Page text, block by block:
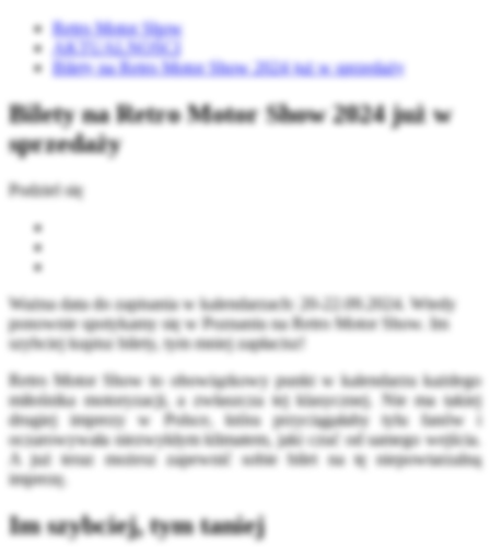
Retro Motor Show
AKTUALNOŚCI
Bilety na Retro Motor Show 2024 już w sprzedaży
Bilety na Retro Motor Show 2024 już w
sprzedaży
Podziel się
Ważna data do zapisania w kalendarzach: 20-22.09.2024. Wtedy
ponownie spotykamy się w Poznaniu na Retro Motor Show. Im
szybciej kupisz bilety, tym mniej zapłacisz!
Retro Motor Show to obowiązkowy punkt w kalendarzu każdego
miłośnika motoryzacji, a zwłaszcza tej klasycznej. Nie ma takiej
drugiej imprezy w Polsce, która przyciągałaby tylu fanów i
oczarowywała niezwykłym klimatem, jaki czuć od samego wejścia.
A już teraz możesz zapewnić sobie bilet na tę niepowtarzalną
imprezę.
Im szybciej, tym taniej